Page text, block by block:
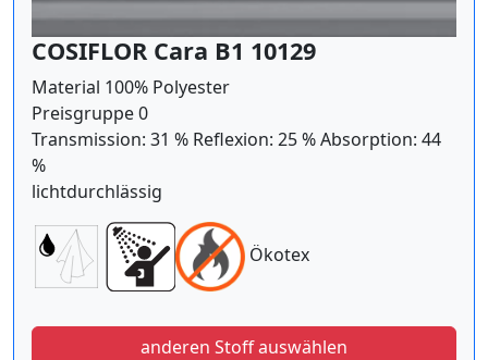
COSIFLOR Cara B1 10129
Material 100% Polyester
Preisgruppe 0
Transmission: 31 % Reflexion: 25 % Absorption: 44
%
lichtdurchlässig
Ökotex
anderen Stoff auswählen